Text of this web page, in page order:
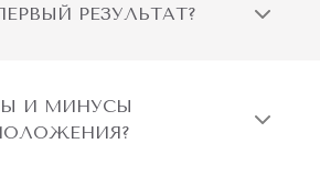
РЕЗУЛЬТАТ?
И МИНУСЫ